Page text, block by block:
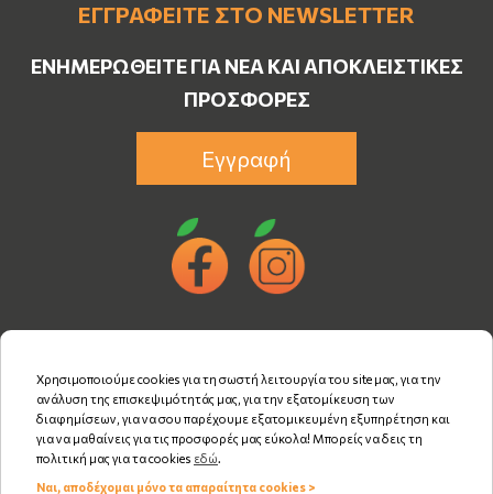
ΕΓΓΡΑΦΕΊΤΕ ΣΤΟ NEWSLETTER
ΕΝΗΜΕΡΩΘΕΊΤΕ ΓΙΑ ΝΈΑ ΚΑΙ ΑΠΟΚΛΕΙΣΤΙΚΈΣ
ΠΡΟΣΦΟΡΈΣ
Εγγραφή
Χρησιμοποιούμε cookies για τη σωστή λειτουργία του site μας, για την
ανάλυση της επισκεψιμότητάς μας, για την εξατομίκευση των
διαφημίσεων, για να σου παρέχουμε εξατομικευμένη εξυπηρέτηση και
για να μαθαίνεις για τις προσφορές μας εύκολα! Μπορείς να δεις τη
πολιτική μας για τα cookies εδώ.
Ναι, αποδέχομαι μόνο τα απαραίτητα cookies >